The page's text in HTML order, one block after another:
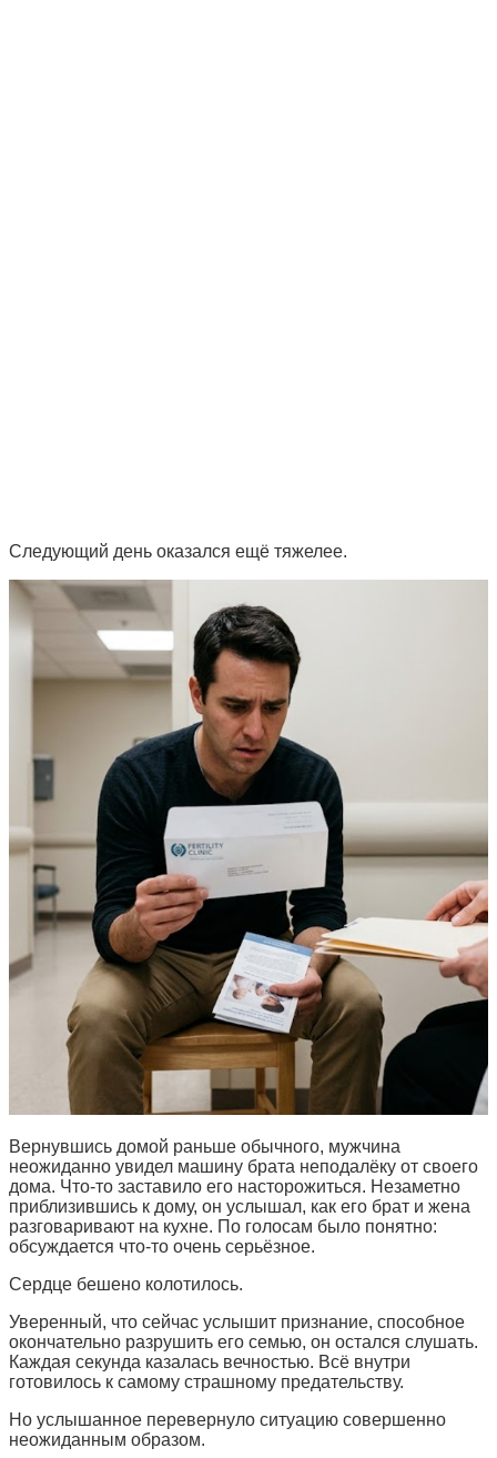
Следующий день оказался ещё тяжелее.
Вернувшись домой раньше обычного, мужчина
неожиданно увидел машину брата неподалёку от своего
дома. Что-то заставило его насторожиться. Незаметно
приблизившись к дому, он услышал, как его брат и жена
разговаривают на кухне. По голосам было понятно:
обсуждается что-то очень серьёзное.
Сердце бешено колотилось.
Уверенный, что сейчас услышит признание, способное
окончательно разрушить его семью, он остался слушать.
Каждая секунда казалась вечностью. Всё внутри
готовилось к самому страшному предательству.
Но услышанное перевернуло ситуацию совершенно
неожиданным образом.